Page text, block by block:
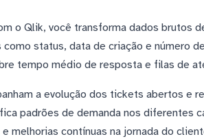
o Qlik, você transforma dados brutos
status, data de criação e número
tempo médio de resposta e filas de
a evolução dos tickets abertos e
padrões de demanda nos diferentes
melhorias contínuas na jornada do